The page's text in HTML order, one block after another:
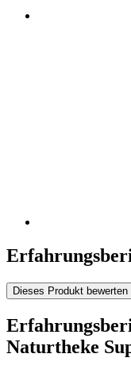
Dieses Produkt bewerten
Naturtheke